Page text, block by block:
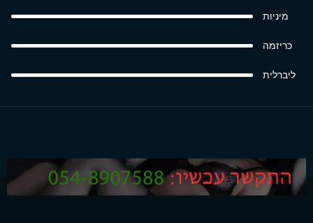
מיניות
כריזמה
ליברלית